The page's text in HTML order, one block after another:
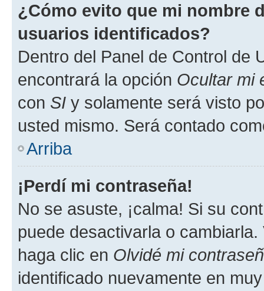
¿Cómo evito que mi nombre
usuarios identificados?
Dentro del Panel de Control de
encontrará la opción Ocultar mi
con SI y solamente será visto
usted mismo. Será contado
Arriba
¡Perdí mi contraseña!
No se asuste, ¡calma! Si su
puede desactivarla o
haga clic en Olvidé mi
identificado nuevamente en